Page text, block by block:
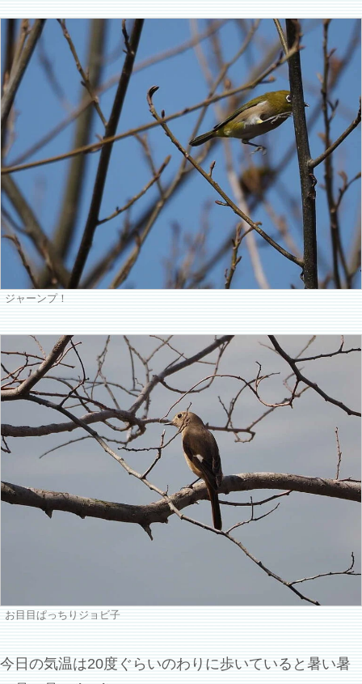
ジャーンプ！
お目目ぱっちりジョビ子
今日の気温は20度ぐらいのわりに歩いていると暑い暑